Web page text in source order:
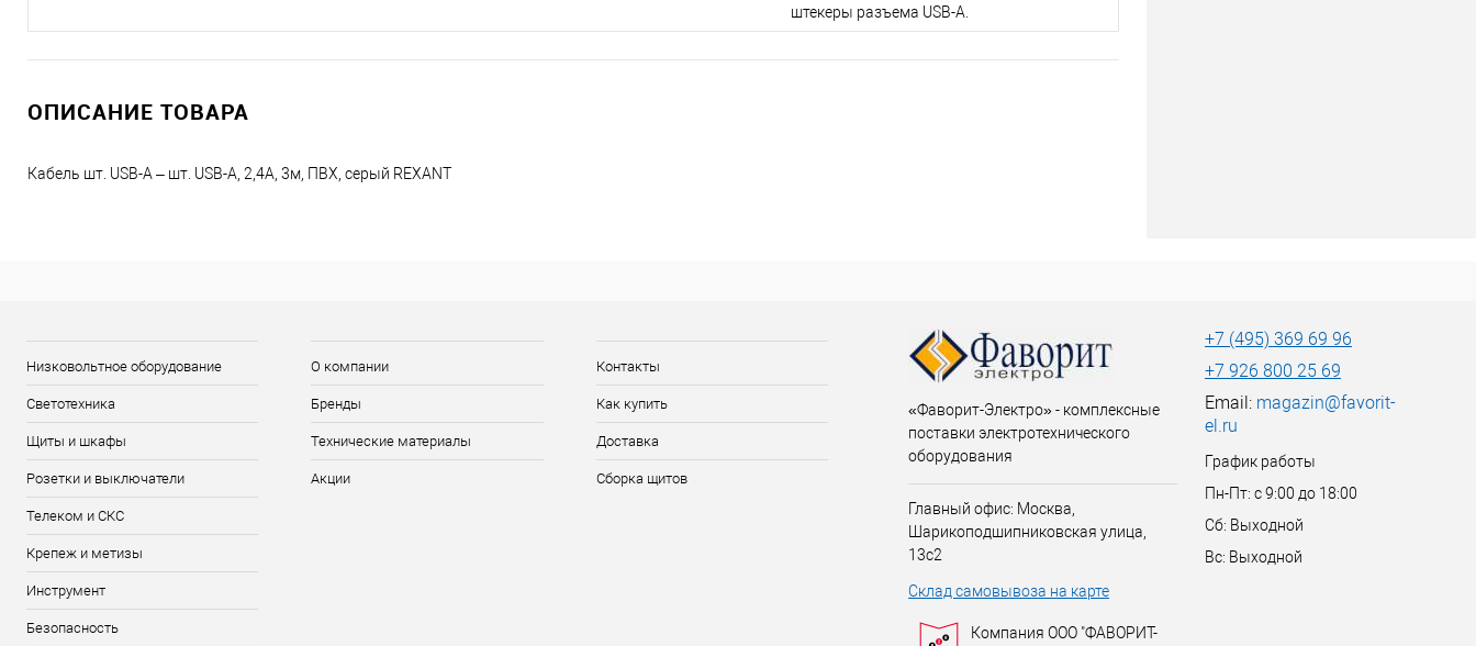
штекеры разъема USB-A.
ОПИСАНИЕ ТОВАРА
Кабель шт. USB-A – шт. USB-A, 2,4А, 3м, ПВХ, серый REXANT
Низковольтное оборудование
Светотехника
Щиты и шкафы
Розетки и выключатели
Телеком и СКС
Крепеж и метизы
Инструмент
Безопасность
О компании
Бренды
Технические материалы
Акции
Контакты
Как купить
Доставка
Сборка щитов
«Фаворит-Электро» - комплексные
поставки электротехнического
оборудования
Главный офис: Москва,
Шарикоподшипниковская улица,
13с2
Склад самовывоза на карте
Компания ООО "ФАВОРИТ-
+7 (495) 369 69 96
+7 926 800 25 69
Email: magazin@favorit-
el.ru
График работы
Пн-Пт: с 9:00 до 18:00
Сб: Выходной
Вс: Выходной